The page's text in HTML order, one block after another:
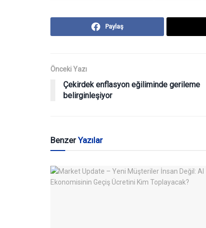
Paylaş
Önceki Yazı
Çekirdek enflasyon eğiliminde gerileme
belirginleşiyor
BenzerYazılar